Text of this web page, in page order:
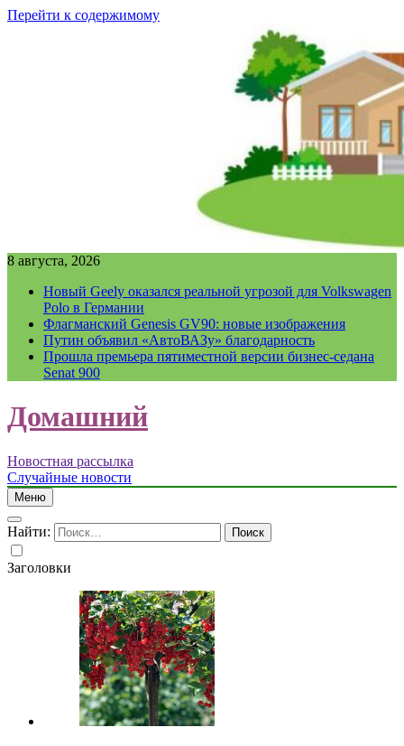
Перейти к содержимому
8 августа, 2026
Новый Geely оказался реальной угрозой для Volkswagen
Polo в Германии
Флагманский Genesis GV90: новые изображения
Путин объявил «АвтоВАЗу» благодарность
Прошла премьера пятиместной версии бизнес-седана
Senat 900
Домашний
Новостная рассылка
Случайные новости
Меню
Найти:
Заголовки